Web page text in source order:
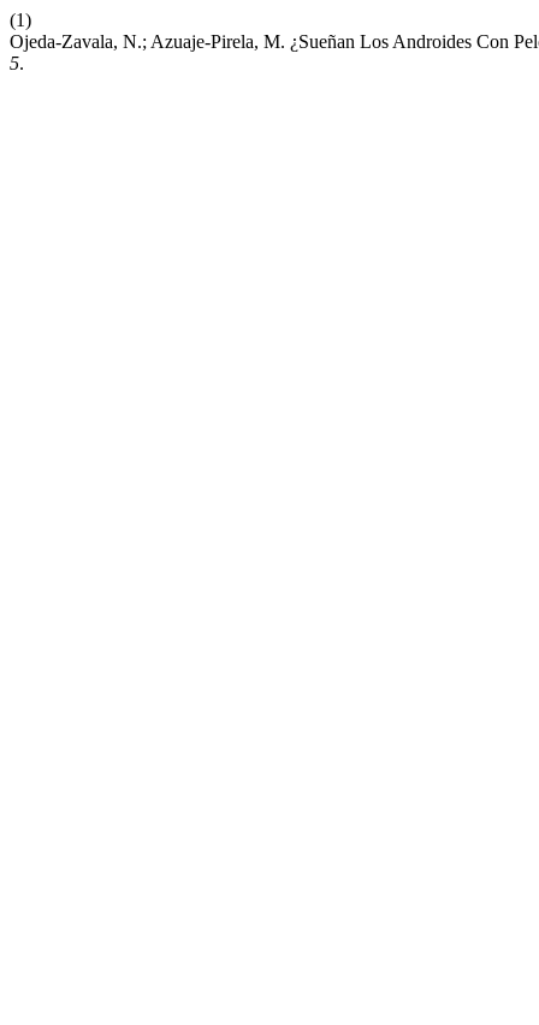
(1)
Ojeda-Zavala, N.; Azuaje-Pirela, M. ¿Sueñan Los Androides Con
5.